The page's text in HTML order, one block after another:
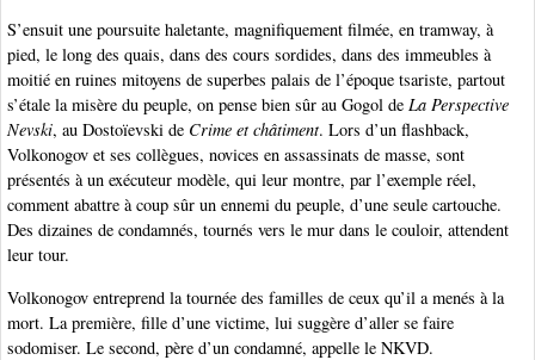
S’ensuit une poursuite haletante, magnifiquement filmée, en tramway, à
pied, le long des quais, dans des cours sordides, dans des immeubles à
moitié en ruines mitoyens de superbes palais de l’époque tsariste, partout
s’étale la misère du peuple, on pense bien sûr au Gogol de La Perspective
Nevski, au Dostoïevski de Crime et châtiment. Lors d’un flashback,
Volkonogov et ses collègues, novices en assassinats de masse, sont
présentés à un exécuteur modèle, qui leur montre, par l’exemple réel,
comment abattre à coup sûr un ennemi du peuple, d’une seule cartouche.
Des dizaines de condamnés, tournés vers le mur dans le couloir, attendent
leur tour.
Volkonogov entreprend la tournée des familles de ceux qu’il a menés à la
mort. La première, fille d’une victime, lui suggère d’aller se faire
sodomiser. Le second, père d’un condamné, appelle le NKVD.